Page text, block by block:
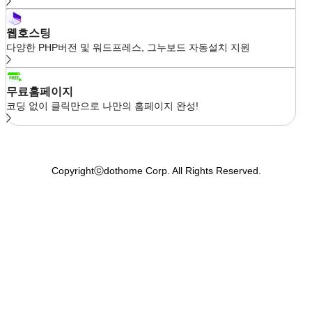
웹호스팅
다양한 PHP버전 및 워드프레스, 그누보드 자동설치 지원
무료홈페이지
코딩 없이 클릭만으로 나만의 홈페이지 완성!
Copyrightⓒdothome Corp. All Rights Reserved.